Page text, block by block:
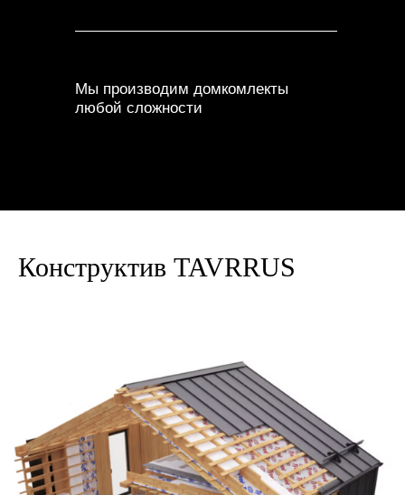
Мы производим домкомлекты
любой сложности
Конструктив TAVRRUS